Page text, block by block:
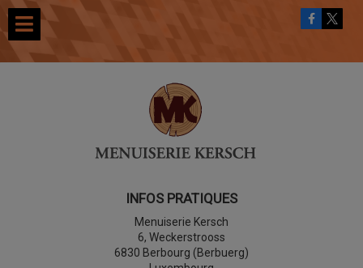
INFOS PRATIQUES
Menuiserie Kersch
6, Weckerstrooss
6830 Berbourg (Berbuerg)